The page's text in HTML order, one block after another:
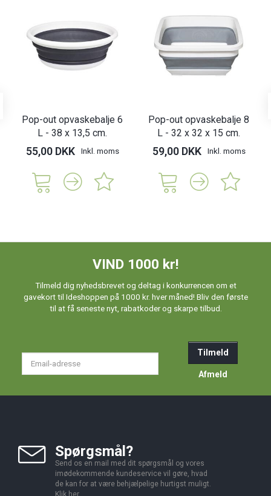
Pop-out opvaskebalje 6
L - 38 x 13,5 cm.
55,00 DKK Inkl. moms
Pop-out opvaskebalje 8
L - 32 x 32 x 15 cm.
59,00 DKK Inkl. moms
VIND 1000 kr!
Tilmeld dig nyhedsbrevet og deltag i konkurrencen om et
gavekort til Ideshoppen på 1000 kr. hver måned! Bliv den første
til at få seneste nyt, rabatkoder og skarpe tilbud.
Tilmeld
Afmeld
Spørgsmål?
Send os en mail med dit spørgsmål og vores
imødekommende kundeservice vil gøre, hvad
de kan for at være behjælpelige hurtigst muligt.
Klik her.